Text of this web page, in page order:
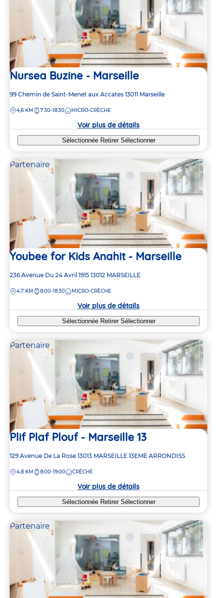
Nursea Buzine - Marseille
Adresse
la
99 Chemin de Saint-Menet aux Accates 13011 Marseille
DISTANCE
4,6 KM 7:30-18:30 MICRO-CRÈCHE
Voir plus de détails
Sélectionnée Retirer Sélectionner
Partenaire
Youbee for Kids Anahit - Marseille
Adresse
la
236 Avenue Du 24 Avril 1915 13012 MARSEILLE
DISTANCE
4,7 KM 8:00-18:30 MICRO-CRÈCHE
Voir plus de détails
Sélectionnée Retirer Sélectionner
Partenaire
Plif Plaf Plouf - Marseille 13
Adresse
la
129 Avenue De La Rose 13013 MARSEILLE 13EME ARRONDISS
DISTANCE
4,8 KM 8:00-19:00 CRÈCHE
Voir plus de détails
Sélectionnée Retirer Sélectionner
Partenaire